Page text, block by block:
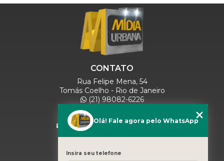
CONTATO
Rua Felipe Mena, 54
Tomás Coelho - Rio de Janeiro
(21) 98082-6226
(21) 97280-9600
(11) 93071-5918
comercialmidiaurbana@gmail.com
Olá! Fale agora pelo WhatsApp
Insira seu telefone